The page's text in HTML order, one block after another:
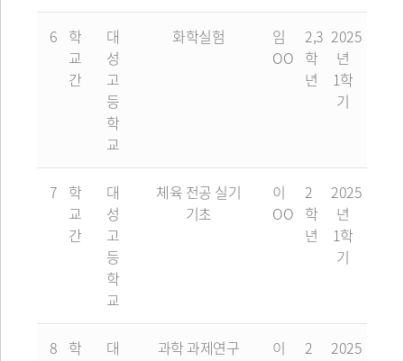
6 학
교
간
대
성
고
등
학
교
화학실험
임
OO
2,3
학
년
2025
년
1학
기
7 학
교
간
대
성
고
등
학
교
체육 전공 실기
기초
이
OO
2
학
년
2025
년
1학
기
8 학
대
과학 과제연구
이
2
2025